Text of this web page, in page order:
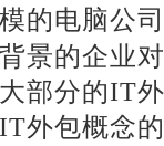
的电脑公
景的企业
部分的IT
外包概念